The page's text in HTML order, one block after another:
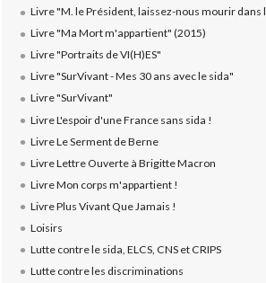
Livre "M. le Président, laissez-nous mourir dans l
Livre "Ma Mort m'appartient" (2015)
Livre "Portraits de VI(H)ES"
Livre "SurVivant - Mes 30 ans avec le sida"
Livre "SurVivant"
Livre L'espoir d'une France sans sida !
Livre Le Serment de Berne
Livre Lettre Ouverte à Brigitte Macron
Livre Mon corps m'appartient !
Livre Plus Vivant Que Jamais !
Loisirs
Lutte contre le sida, ELCS, CNS et CRIPS
Lutte contre les discriminations